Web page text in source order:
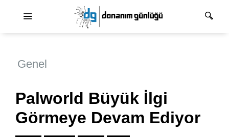
Genel
Palworld Büyük İlgi
Görmeye Devam Ediyor